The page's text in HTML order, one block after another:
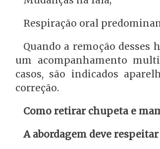
Respiração oral
Quando a remoção desses
um acompanhamento
casos, são indicados
correção.
Como retirar chupeta e
A abordagem deve